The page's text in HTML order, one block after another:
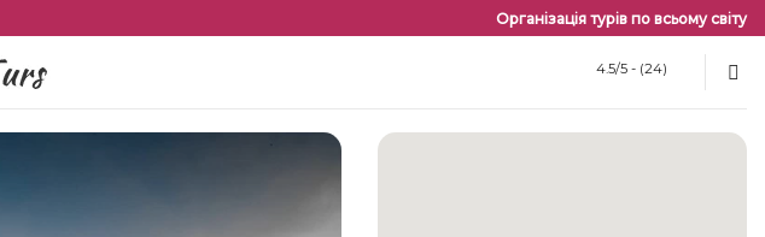
Організація турів по всьому світу
4.5/5 - (24)